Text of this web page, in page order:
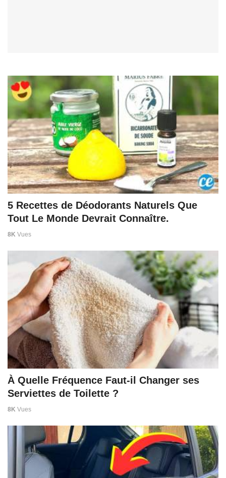
5 Recettes de Déodorants Naturels Que
Tout Le Monde Devrait Connaître.
8K Vues
À Quelle Fréquence Faut-il Changer ses
Serviettes de Toilette ?
8K Vues